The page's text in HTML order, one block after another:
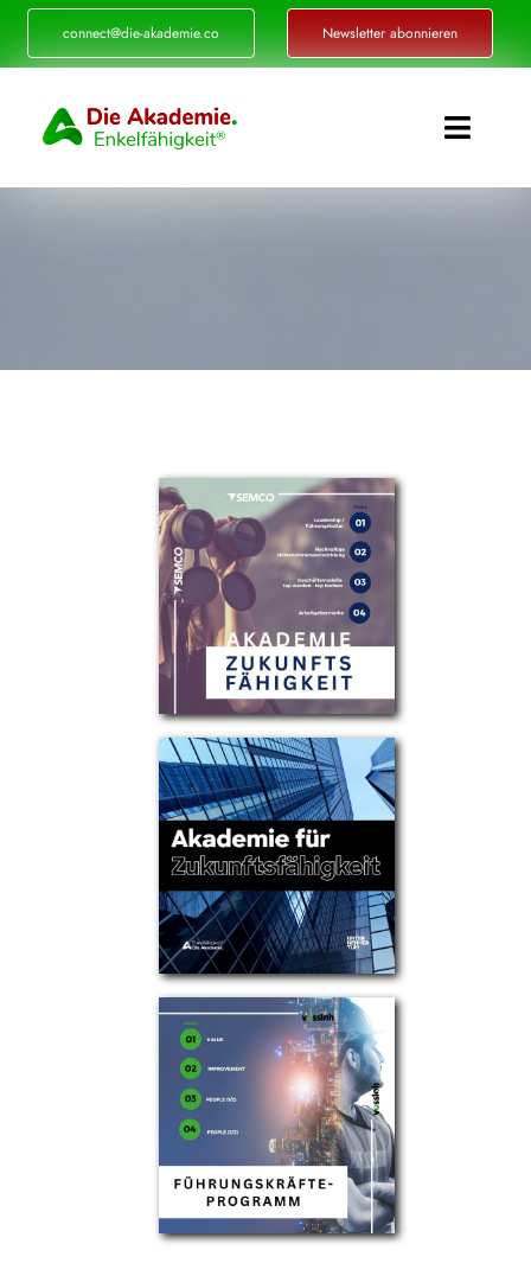
Zum
Inhalt
connect@die-akademie.co Newsletter abonnieren
Toggle
Standorte
Partner
Über uns